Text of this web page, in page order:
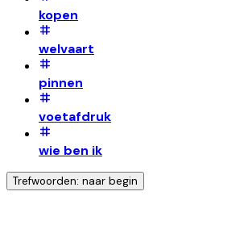
kopen
welvaart
pinnen
voetafdruk
wie ben ik
Trefwoorden: naar begin